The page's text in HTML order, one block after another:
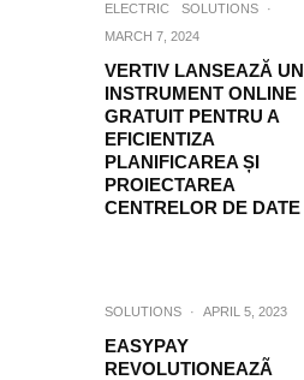
ELECTRIC SOLUTIONS
·
MARCH 7, 2024
VERTIV LANSEAZĂ UN
INSTRUMENT ONLINE
GRATUIT PENTRU A
EFICIENTIZA
PLANIFICAREA ȘI
PROIECTAREA
CENTRELOR DE DATE
SOLUTIONS · APRIL 5, 2023
EASYPAY
REVOLUTIONEAZÃ